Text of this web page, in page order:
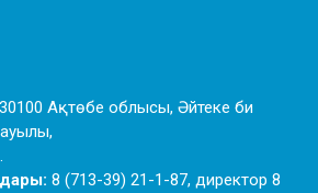
Ақтөбе облысы, Әйтеке би
8 (713-39) 21-1-87, директор 8